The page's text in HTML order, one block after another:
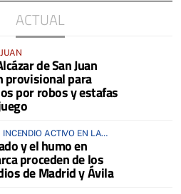
ACTUAL
de San Juan
provisional para
por robos y estafas
INCENDIO ACTIVO EN LA
y el humo en
proceden de los
de Madrid y Ávila